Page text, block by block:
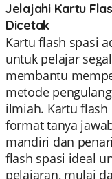
Jelajahi Kartu
Dicetak
Kartu flash spasi
untuk pelajar
membantu
metode
ilmiah. Kartu
format tanya
mandiri dan
flash spasi ideal
pelajaran, mulai